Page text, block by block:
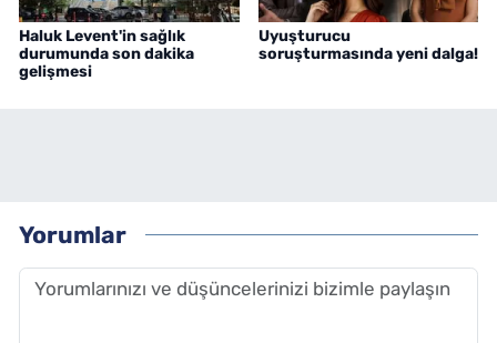
Haluk Levent'in sağlık
durumunda son dakika
gelişmesi
Uyuşturucu
soruşturmasında yeni dalga!
Yorumlar